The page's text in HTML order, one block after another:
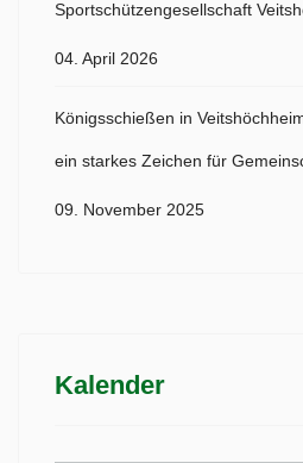
Sportschützengesellschaft
04. April 2026
Königsschießen in
ein starkes Zeichen für
09. November 2025
Kalender